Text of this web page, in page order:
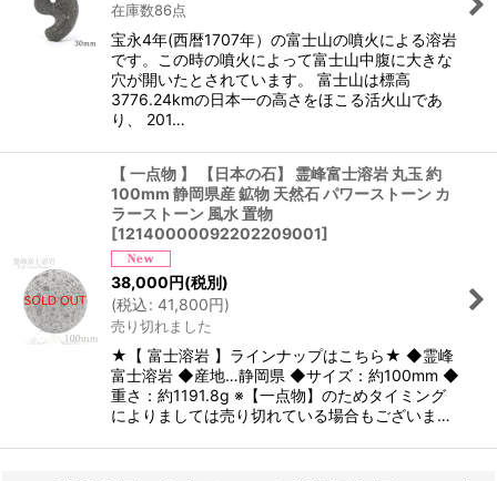
在庫数86点
宝永4年(西暦1707年）の富士山の噴火による溶岩
です。この時の噴火によって富士山中腹に大きな
穴が開いたとされています。 富士山は標高
3776.24kmの日本一の高さをほこる活火山であ
り、 201…
【 一点物 】 【日本の石】 霊峰富士溶岩 丸玉 約
100mm 静岡県産 鉱物 天然石 パワーストーン カ
ラーストーン 風水 置物
[12140000092202209001]
38,000円(税別)
(税込: 41,800円)
売り切れました
★【 富士溶岩 】ラインナップはこちら★ ◆霊峰
富士溶岩 ◆産地…静岡県 ◆サイズ：約100mm ◆
重さ：約1191.8g ※【一点物】のためタイミング
によりましては売り切れている場合もございま…